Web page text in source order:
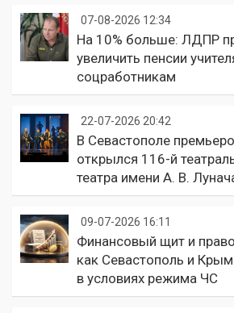
07-08-2026 12:34
На 10% больше: ЛДПР
увеличить пенсии
соцработникам
22-07-2026 20:42
В Севастополе
открылся 116-й
театра имени А. В.
09-07-2026 16:11
Финансовый щит и
как Севастополь и
в условиях режима ЧС